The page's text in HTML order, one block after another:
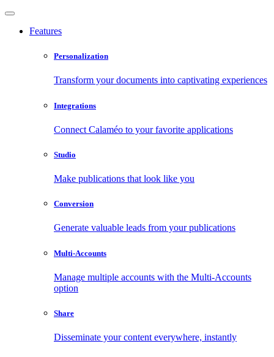
Features
Personalization
Transform your documents into captivating experiences
Integrations
Connect Calaméo to your favorite applications
Studio
Make publications that look like you
Conversion
Generate valuable leads from your publications
Multi-Accounts
Manage multiple accounts with the Multi-Accounts
option
Share
Disseminate your content everywhere, instantly